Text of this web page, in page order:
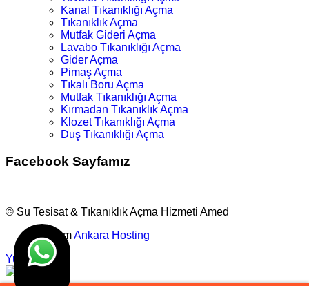
Kanal Tıkanıklığı Açma
Tıkanıklık Açma
Mutfak Gideri Açma
Lavabo Tıkanıklığı Açma
Gider Açma
Pimaş Açma
Tıkalı Boru Açma
Mutfak Tıkanıklığı Açma
Kırmadan Tıkanıklık Açma
Klozet Tıkanıklığı Açma
Duş Tıkanıklığı Açma
Facebook Sayfamız
© Su Tesisat & Tıkanıklık Açma Hizmeti Amed
TasarımAnkara Hosting
Yukarı